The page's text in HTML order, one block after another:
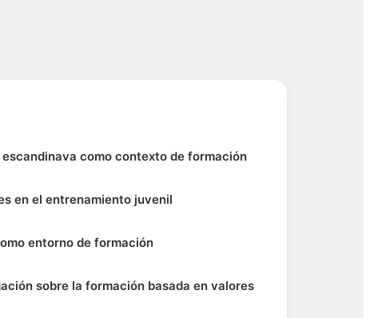
como contexto de formación
en el entrenamiento juvenil
entorno de formación
sobre la formación basada en valores